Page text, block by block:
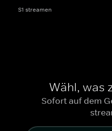
S1 streamen
Wähl, was
Sofort auf dem